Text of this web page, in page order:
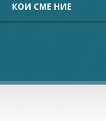
КОИ СМЕ НИЕ